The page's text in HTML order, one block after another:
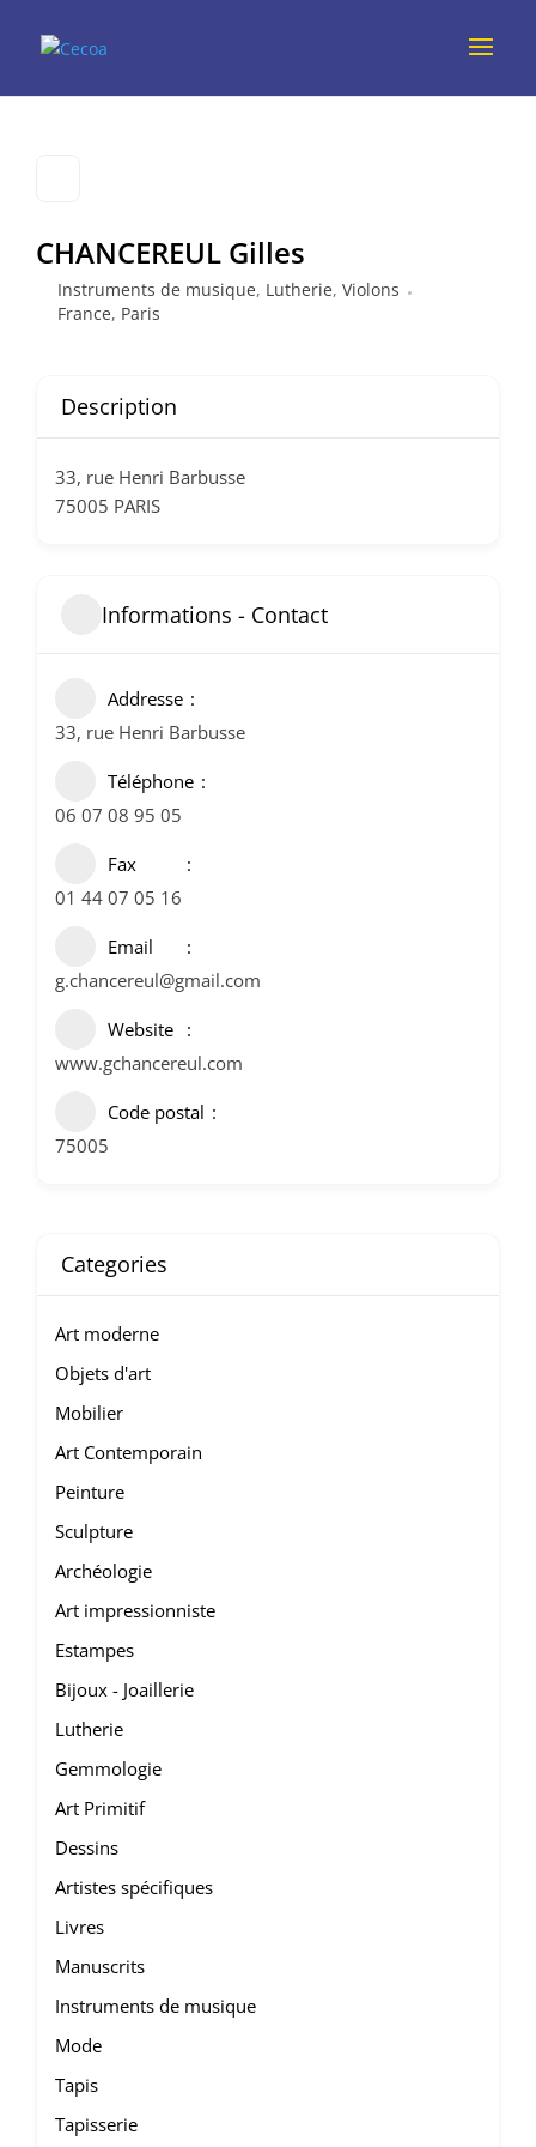
CHANCEREUL Gilles
Instruments de musique, Lutherie, Violons
France, Paris
Description
33, rue Henri Barbusse
75005 PARIS
Informations - Contact
Addresse
33, rue Henri Barbusse
Téléphone
06 07 08 95 05
Fax
01 44 07 05 16
Email
g.chancereul@gmail.com
Website
www.gchancereul.com
Code postal
75005
Categories
Art moderne
Objets d'art
Mobilier
Art Contemporain
Peinture
Sculpture
Archéologie
Art impressionniste
Estampes
Bijoux - Joaillerie
Lutherie
Gemmologie
Art Primitif
Dessins
Artistes spécifiques
Livres
Manuscrits
Instruments de musique
Mode
Tapis
Tapisserie